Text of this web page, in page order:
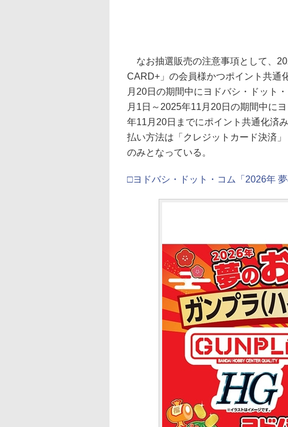
なお抽選販売の注意事項として、
CARD+」の会員様かつポイント共通
月20日の期間中にヨドバシ・ドット
月1日～2025年11月20日の期間中に
年11月20日までにポイント共通化済
払い方法は「クレジットカード決済
のみとなっている。
□ヨドバシ・ドット・コム「2026年